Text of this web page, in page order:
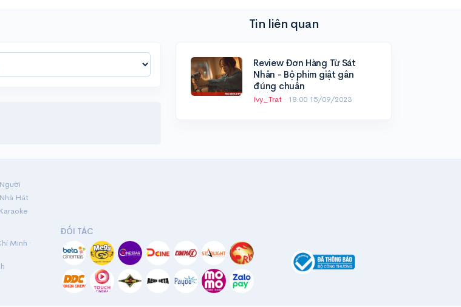
Tin liên quan
Review Đơn Hàng Từ Sát
Nhân - Bộ phim giật gân
đúng chuẩn
Ivy_Trat · 18:00 15/09/2023
Hát
Minh ·
ĐỐI TÁC